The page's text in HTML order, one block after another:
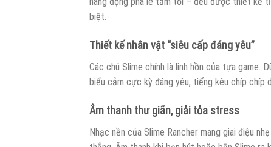
biệt.
Thiết kế nhân vật “siêu cấp đáng yêu”
Các chú Slime chính là linh hồn của tựa game.
biểu cảm cực kỳ đáng yêu, tiếng kêu chíp
Âm thanh thư giãn, giải tỏa stress
Nhạc nền của Slime Rancher mang giai điệu